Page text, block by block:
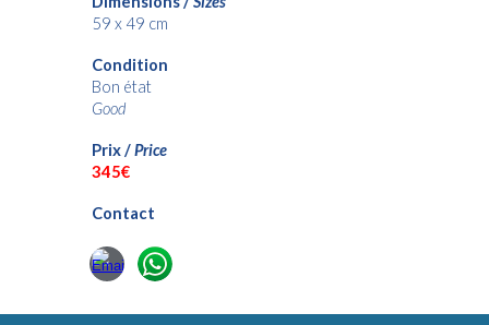
59 x 49 cm
Condition
Bon état
Good
Prix /Price
345€
Contact